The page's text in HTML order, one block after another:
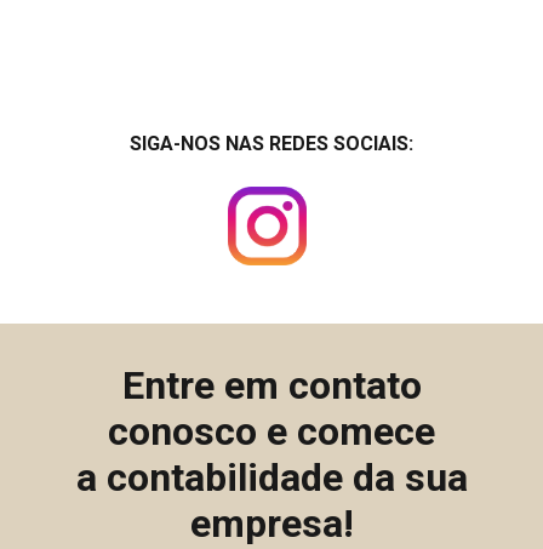
SIGA-NOS NAS REDES SOCIAIS:
Entre em contato
conosco e comece
a contabilidade da sua
empresa!